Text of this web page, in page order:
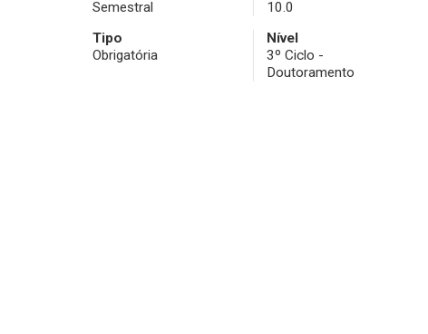
Semestral
10.0
Tipo
Obrigatória
Nível
3º Ciclo -
Doutoramento